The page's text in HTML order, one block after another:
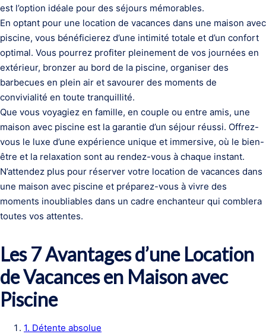
est l’option idéale pour des séjours mémorables.
En optant pour une location de vacances dans une maison avec
piscine, vous bénéficierez d’une intimité totale et d’un confort
optimal. Vous pourrez profiter pleinement de vos journées en
extérieur, bronzer au bord de la piscine, organiser des
barbecues en plein air et savourer des moments de
convivialité en toute tranquillité.
Que vous voyagiez en famille, en couple ou entre amis, une
maison avec piscine est la garantie d’un séjour réussi. Offrez-
vous le luxe d’une expérience unique et immersive, où le bien-
être et la relaxation sont au rendez-vous à chaque instant.
N’attendez plus pour réserver votre location de vacances dans
une maison avec piscine et préparez-vous à vivre des
moments inoubliables dans un cadre enchanteur qui comblera
toutes vos attentes.
Les 7 Avantages d’une Location
de Vacances en Maison avec
Piscine
1. Détente absolue